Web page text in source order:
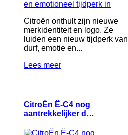
Citroën onthult zijn nieuwe
merkidentiteit en logo. Ze
luiden een nieuw tijdperk van
durf, emotie en...
Lees meer
CitroËn Ë-C4 nog
aantrekkelijker d…